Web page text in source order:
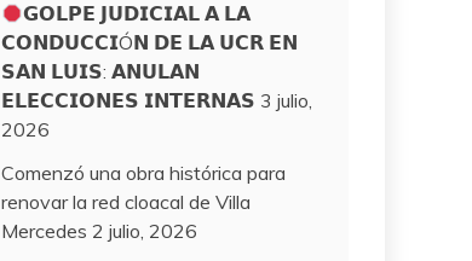
𝗚𝗢𝗟𝗣𝗘 𝗝𝗨𝗗𝗜𝗖𝗜𝗔𝗟 𝗔 𝗟𝗔
𝗖𝗢𝗡𝗗𝗨𝗖𝗖𝗜Ó𝗡 𝗗𝗘 𝗟𝗔 𝗨𝗖𝗥 𝗘𝗡
𝗦𝗔𝗡 𝗟𝗨𝗜𝗦: 𝗔𝗡𝗨𝗟𝗔𝗡
𝗘𝗟𝗘𝗖𝗖𝗜𝗢𝗡𝗘𝗦 𝗜𝗡𝗧𝗘𝗥𝗡𝗔𝗦 3 julio,
2026
Comenzó una obra histórica para
renovar la red cloacal de Villa
Mercedes 2 julio, 2026